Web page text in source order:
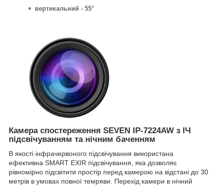
вертикальний - 55°
Камера спостереження SEVEN IP-7224AW з ІЧ
підсвічуванням та нічним баченням
В якості інфрачервоного підсвічування використана
ефективна SMART EXIR підсвічування, яка дозволяє
рівномірно підсвітити простір перед камерою на відстані до 30
метрів в умовах повної темряви. Перехід камери в нічний